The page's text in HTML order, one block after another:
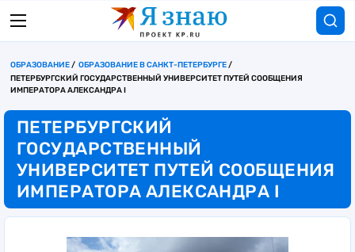
ОБРАЗОВАНИЕ
ОБРАЗОВАНИЕ В САНКТ-ПЕТЕРБУРГЕ
ПЕТЕРБУРГСКИЙ ГОСУДАРСТВЕННЫЙ УНИВЕРСИТЕТ ПУТЕЙ СООБЩЕНИЯ
ИМПЕРАТОРА АЛЕКСАНДРА I
ПЕТЕРБУРГСКИЙ
ГОСУДАРСТВЕННЫЙ
УНИВЕРСИТЕТ ПУТЕЙ СООБЩЕНИЯ
ИМПЕРАТОРА АЛЕКСАНДРА I